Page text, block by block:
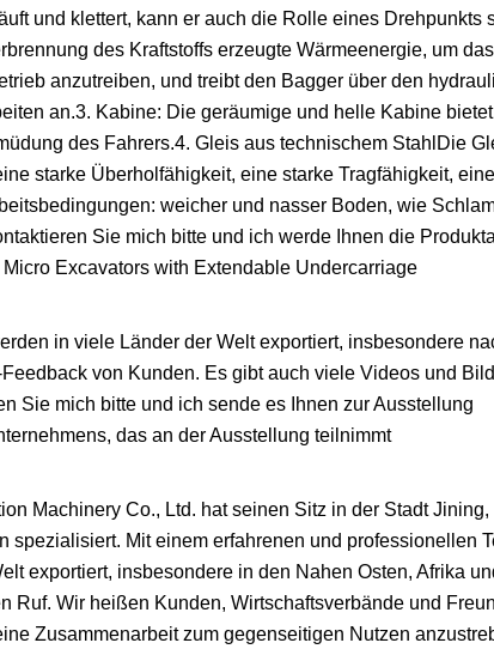
und klettert, kann er auch die Rolle eines
des Kraftstoffs erzeugte Wärmeenergie, um
anzutreiben, und treibt den Bagger über den
an.3. Kabine: Die geräumige und helle Kabine
des Fahrers.4. Gleis aus technischem StahlDie
starke Überholfähigkeit, eine starke Tragfähigkeit,
weicher und nasser Boden, wie
Sie mich bitte und ich werde Ihnen die
in viele Länder der Welt exportiert, insbesondere
von Kunden. Es gibt auch viele Videos und
Sie mich bitte und ich sende es Ihnen zur Ausstellung
das an der Ausstellung teilnimmt
Machinery Co., Ltd. hat seinen Sitz in der Stadt
spezialisiert. Mit einem erfahrenen und professionellen
exportiert, insbesondere in den Nahen Osten, Afrika
Ruf. Wir heißen Kunden, Wirtschaftsverbände und
Zusammenarbeit zum gegenseitigen Nutzen